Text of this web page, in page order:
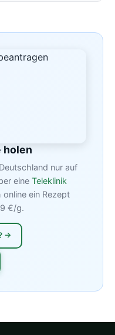
holen
nur auf
eine Teleklinik
ein Rezept
€/g.
→